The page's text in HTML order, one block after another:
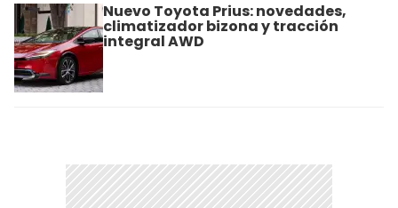
Nuevo Toyota Prius: novedades,
climatizador bizona y tracción
integral AWD